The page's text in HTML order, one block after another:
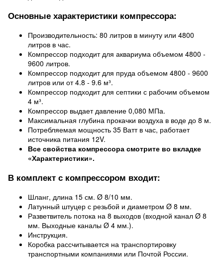
Основные характеристики компрессора:
Производительность: 80 литров в минуту или 4800
литров в час.
Компрессор подходит для аквариума объемом 4800 -
9600 литров.
Компрессор подходит для пруда объемом 4800 - 9600
литров или от 4.8 - 9.6 м³.
Компрессор подходит для септики с рабочим объемом
4 м³.
Компрессор выдает давление 0,080 МПа.
Максимальная глубина прокачки воздуха в воде до 8 м.
Потребляемая мощность 35 Ватт в час, работает
источника питания 12V.
Все свойства компрессора смотрите во вкладке
«Характеристики».
В комплект с компрессором входит:
Шланг, длина 15 см. Ø 8/10 мм.
Латунный штуцер с резьбой и диаметром Ø 8 мм.
Разветвитель потока на 8 выходов (входной канал Ø 8
мм. Выходные каналы Ø 4 мм.).
Инструкция.
Коробка рассчитывается на транспортировку
транспортными компаниями или Почтой России.